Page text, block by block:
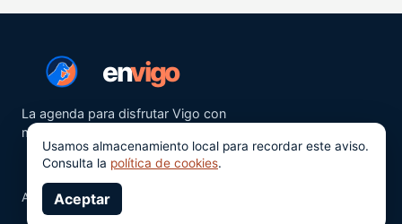
envigo
La agenda para disfrutar Vigo con
más ganas.
Aviso legalPrivacidad
Usamos almacenamiento local para recordar este aviso.
Consulta la política de cookies.
Aceptar